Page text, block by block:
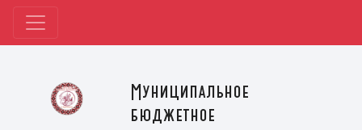
Муниципальное
бюджетное